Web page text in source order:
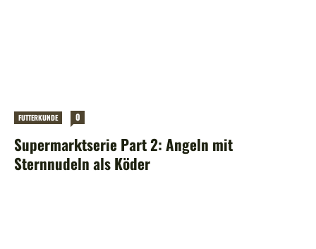
FUTTERKUNDE 0
Supermarktserie Part 2: Angeln mit
Sternnudeln als Köder